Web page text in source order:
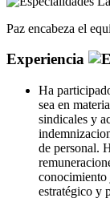
Paz encabeza el
Experiencia
Ha
sea en
sindicales y
de personal.
estratégico y